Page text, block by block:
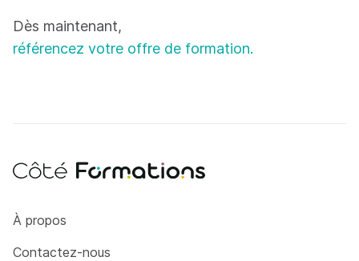
Dès maintenant,
référencez votre offre de formation.
Côté Formations
À propos
Contactez-nous